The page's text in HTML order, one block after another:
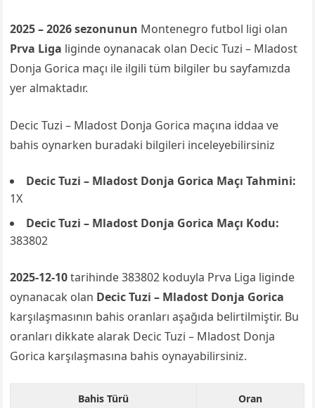
2025 – 2026 sezonunun Montenegro futbol ligi olan
Prva Liga liginde oynanacak olan Decic Tuzi – Mladost
Donja Gorica maçı ile ilgili tüm bilgiler bu sayfamızda
yer almaktadır.
Decic Tuzi – Mladost Donja Gorica maçına iddaa ve
bahis oynarken buradaki bilgileri inceleyebilirsiniz
Decic Tuzi – Mladost Donja Gorica Maçı Tahmini:
1X
Decic Tuzi – Mladost Donja Gorica Maçı Kodu:
383802
2025-12-10tarihinde 383802 koduyla Prva Liga liginde
oynanacak olan Decic Tuzi – Mladost Donja Gorica
karşılaşmasının bahis oranları aşağıda belirtilmiştir. Bu
oranları dikkate alarak Decic Tuzi – Mladost Donja
Gorica karşılaşmasına bahis oynayabilirsiniz.
Bahis Türü Oran